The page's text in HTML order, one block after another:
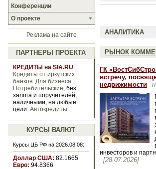
Конференции
О проекте
Реклама на сайте
ПАРТНЕРЫ ПРОЕКТА
КРЕДИТЫ на SIA.RU
Кредиты от иркутских
банков. Для бизнеса.
Потребительские, без
залога и поручителей,
наличными, на любые
цели. Автокредиты
КУРСЫ ВАЛЮТ
Курсы ЦБ РФ на 2026.08.08:
Доллар США: 82.1665
Евро: 94.8366
АНАЛИТИКА
РЫНОК
ГК
встречу,
недвижимости
инвесторов и
[28.07.2026]